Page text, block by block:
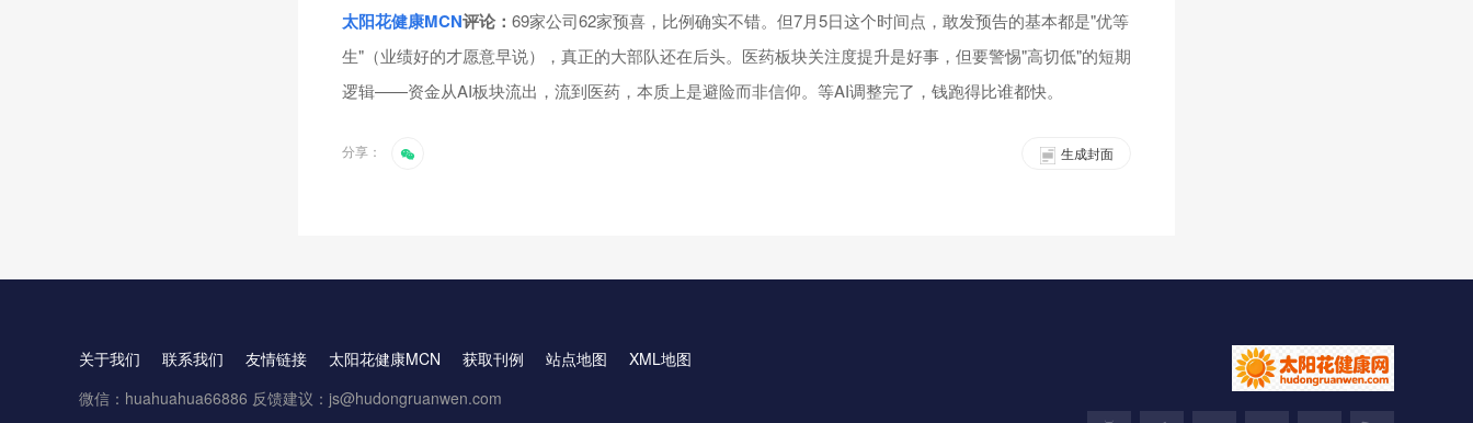
太阳花健康MCN评论： 69家公司62家预喜，比例确实不错。但7月5日这个时间点，敢发预告的基本都是"优等
生"（业绩好的才愿意早说），真正的大部队还在后头。医药板块关注度提升是好事，但要警惕"高切低"的短期
逻辑——资金从AI板块流出，流到医药，本质上是避险而非信仰。等AI调整完了，钱跑得比谁都快。
分享： 生成封面
关于我们 联系我们 友情链接 太阳花健康MCN 获取刊例 站点地图
XML地图
微信：huahuahua66886 反馈建议：js@hudongruanwen.com